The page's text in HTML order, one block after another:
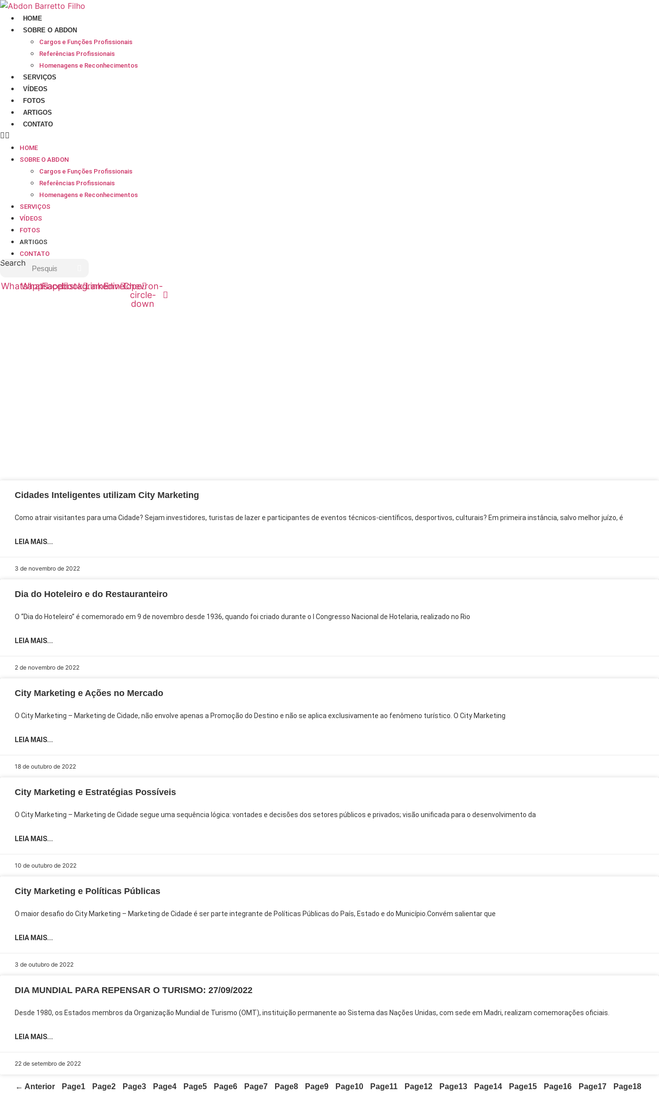
Ir
para
conteúdo
HOME
SOBRE O ABDON
Cargos e Funções Profissionais
Referências Profissionais
Homenagens e Reconhecimentos
SERVIÇOS
VÍDEOS
FOTOS
ARTIGOS
CONTATO
HOME
SOBRE O ABDON
Cargos e Funções Profissionais
Referências Profissionais
Homenagens e Reconhecimentos
SERVIÇOS
VÍDEOS
FOTOS
ARTIGOS
CONTATO
Search
WhatsappWhatsappFacebookInstagramLinkedinEnvelopeChevron-
circle-
down
Cidades Inteligentes utilizam City Marketing
Como atrair visitantes para uma Cidade? Sejam investidores, turistas de lazer e participantes de eventos técnicos-científicos, desportivos, culturais? Em primeira instância, salvo melhor juízo, é
LEIA MAIS...
3 de novembro de 2022
Dia do Hoteleiro e do Restauranteiro
O “Dia do Hoteleiro” é comemorado em 9 de novembro desde 1936, quando foi criado durante o I Congresso Nacional de Hotelaria, realizado no Rio
LEIA MAIS...
2 de novembro de 2022
City Marketing e Ações no Mercado
O City Marketing – Marketing de Cidade, não envolve apenas a Promoção do Destino e não se aplica exclusivamente ao fenômeno turístico. O City Marketing
LEIA MAIS...
18 de outubro de 2022
City Marketing e Estratégias Possíveis
O City Marketing – Marketing de Cidade segue uma sequência lógica: vontades e decisões dos setores públicos e privados; visão unificada para o desenvolvimento da
LEIA MAIS...
10 de outubro de 2022
City Marketing e Políticas Públicas
O maior desafio do City Marketing – Marketing de Cidade é ser parte integrante de Políticas Públicas do País, Estado e do Município.Convém salientar que
LEIA MAIS...
3 de outubro de 2022
DIA MUNDIAL PARA REPENSAR O TURISMO: 27/09/2022
Desde 1980, os Estados membros da Organização Mundial de Turismo (OMT), instituição permanente ao Sistema das Nações Unidas, com sede em Madri, realizam comemorações oficiais.
LEIA MAIS...
22 de setembro de 2022
← Anterior Page1 Page2 Page3 Page4 Page5 Page6 Page7 Page8 Page9 Page10 Page11 Page12 Page13 Page14 Page15 Page16 Page17 Page18